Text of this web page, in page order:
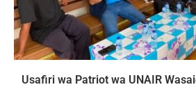
Usafiri wa Patriot wa UNAIR